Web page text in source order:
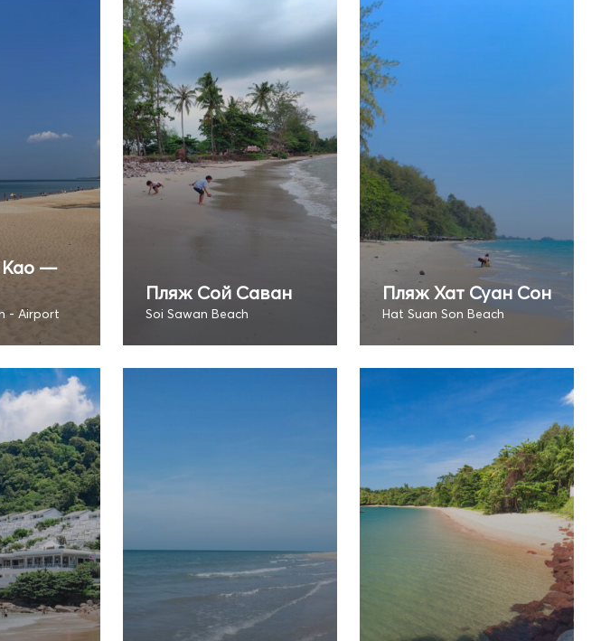
—
- Airport
Пляж Сой Саван
Soi Sawan Beach
Пляж Хат Суан Сон
Hat Suan Son Beach